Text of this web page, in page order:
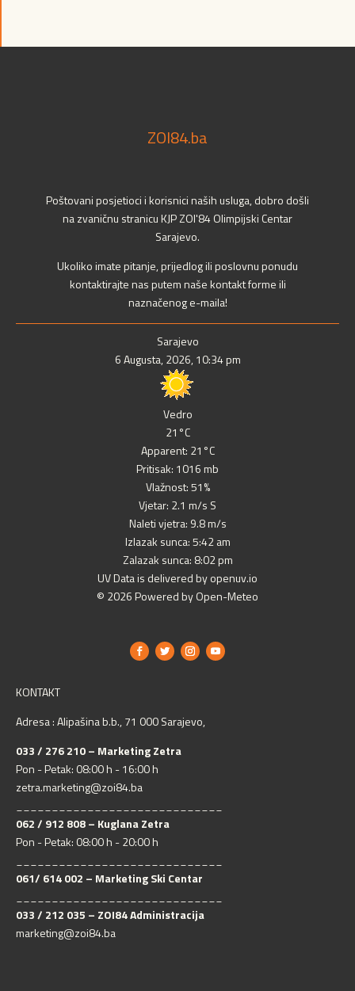
ZOI84.ba
Poštovani posjetioci i korisnici naših usluga, dobro došli
na zvaničnu stranicu KJP ZOI'84 Olimpijski Centar
Sarajevo.
Ukoliko imate pitanje, prijedlog ili poslovnu ponudu
kontaktirajte nas putem naše kontakt forme ili
naznačenog e-maila!
Sarajevo
6 Augusta, 2026, 10:34 pm
Vedro
21°C
Apparent: 21°C
Pritisak: 1016 mb
Vlažnost: 51%
Vjetar: 2.1 m/s S
Naleti vjetra: 9.8 m/s
Izlazak sunca: 5:42 am
Zalazak sunca: 8:02 pm
UV Data is delivered by openuv.io
© 2026 Powered by Open-Meteo
KONTAKT
Adresa : Alipašina b.b., 71 000 Sarajevo,
033 / 276 210 – Marketing Zetra
Pon - Petak: 08:00 h - 16:00 h
zetra.marketing@zoi84.ba
062 / 912 808 – Kuglana Zetra
Pon - Petak: 08:00 h - 20:00 h
061/ 614 002 – Marketing Ski Centar
033 / 212 035 – ZOI84 Administracija
marketing@zoi84.ba